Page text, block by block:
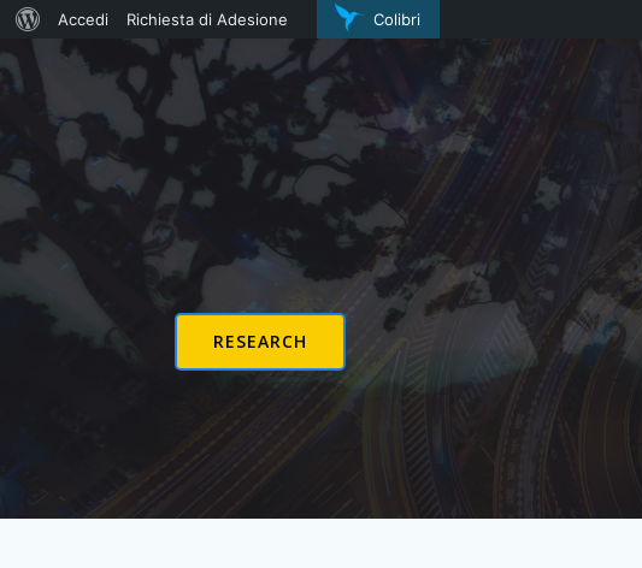
Informazioni
Accedi Richiesta di Adesione Colibri
Vai
al
contenuto
RESEARCH